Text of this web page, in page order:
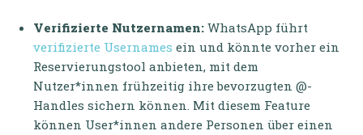
Verifizierte Nutzernamen: WhatsApp führt
verifizierte Usernames ein und könnte vorher ein
Reservierungstool anbieten, mit dem
Nutzer*innen frühzeitig ihre bevorzugten @-
Handles sichern können. Mit diesem Feature
können User*innen andere Personen über einen